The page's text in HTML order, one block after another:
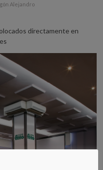
Alejandro
directamente en